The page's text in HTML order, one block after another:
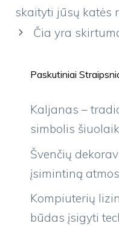
skaityti jūsų katės
Čia yra
Paskutiniai
Kaljanas –
simbolis
Švenčių
įsimintiną
Kompiuterių
būdas įsigyti